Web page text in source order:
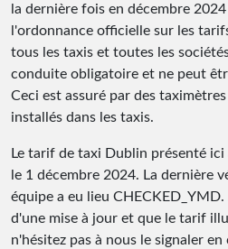
la dernière fois en décembre
l'ordonnance officielle sur les
tous les taxis et toutes les
conduite obligatoire et ne peut
Ceci est assuré par des
installés dans les taxis.
Le tarif de taxi Dublin présenté ici
le 1 décembre 2024. La dernière
équipe a eu lieu CHECKED_YMD.
d'une mise à jour et que le tarif
n'hésitez pas à nous le signaler